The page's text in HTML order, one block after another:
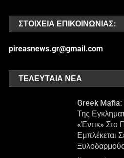
ΣΤΟΙΧΕΊΑ ΕΠΙΚΟΙΝΩΝΊΑΣ:
pireasnews.gr@gmail.com
ΤΕΛΕΥΤΑΊΑ ΝΈΑ
Greek Mafia:
Της
«Έντικ» Στο
Εμπλέκεται